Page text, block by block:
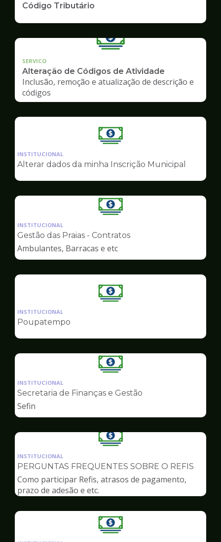
Código Tributário
SERVICO
Alteração de Códigos de Atividade
Inclusão, remoção e atualização de descrição e
códigos
Ilustração
pagina
Finanças
INSTITUCIONAL
Alterar dados da minha Inscrição Municipal
Ilustração
pagina
de
Finanças
INSTITUCIONAL
Gestão das Praias - Contratos
Ambulantes, Barracas e etc
Ilustração
Finanças
INSTITUCIONAL
Poupatempo
Ilustração
pagina
INSTITUCIONAL
Secretaria de Finanças e Gestão
Sefin
Ilustração
pagina
Finanças
INSTITUCIONAL
PERGUNTAS FREQUENTES SOBRE O REFIS
Como participar Refis, atrasos de pagamento,
prazo de adesão e etc.
Ilustração